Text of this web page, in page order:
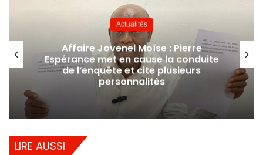
Actualités
Affaire Jovenel Moïse : Pierre
Espérance met en cause la conduite
de l’enquête et cite plusieurs
personnalités
LIRE AUSSI